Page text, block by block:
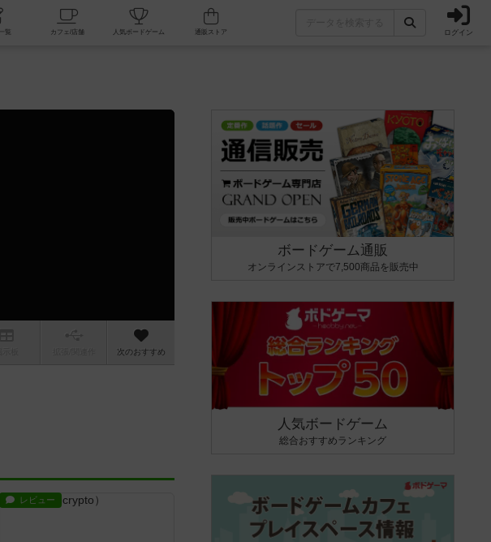
掲示板一覧 カフェ/店舗 人気ボードゲーム ログイン
次のおすすめ
レビュー
ボードゲーム通販
オンラインストアで7,500商品を販売中
人気ボードゲーム
総合おすすめランキング